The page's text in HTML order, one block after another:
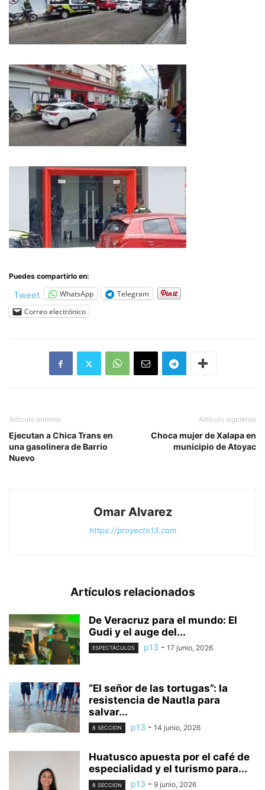
Puedes compartirlo en:
Tweet WhatsApp
Telegram
Correo electrónico
Artículo anterior
Ejecutan a Chica Trans en
una gasolinera de Barrio
Nuevo
Artículo siguiente
Choca mujer de Xalapa en
municipio de Atoyac
Omar Alvarez
https://proyecto13.com
Artículos relacionados
De Veracruz para el mundo: El
Gudi y el auge del...
ESPECTÁCULOS p13 - 17 junio, 2026
“El señor de las tortugas”: la
resistencia de Nautla para
salvar...
8 SECCION p13 - 14 junio, 2026
Huatusco apuesta por el café de
especialidad y el turismo para...
8 SECCION p13 - 9 junio, 2026